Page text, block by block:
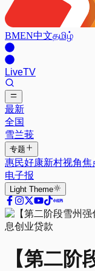
BMEN中文தமிழ்
LiveTV
最新
全国
雪兰莪
专题
惠民好康新村视角焦
电子报
Light Theme
【第二